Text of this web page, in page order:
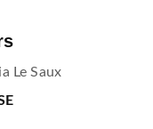
Le Saux